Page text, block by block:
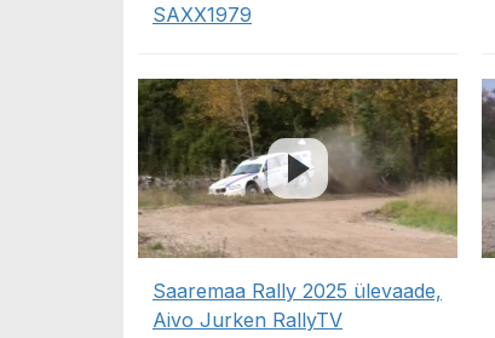
SAXX1979
Saaremaa Rally 2025 ülevaade,
Aivo Jurken RallyTV